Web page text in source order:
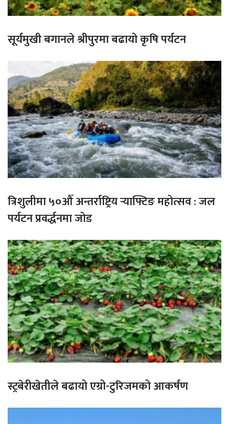
सूर्यमुखी बगानले श्रीपुरमा बढायो कृषि पर्यटन
त्रिशुलीमा ५०औँ अन्तर्राष्ट्रिय र्‍याफ्टिङ महोत्सव : जल
पर्यटन प्रवर्द्धनमा जोड
स्ट्रबेरीखेतीले बढायो एग्रो-टुरिजमको आकर्षण